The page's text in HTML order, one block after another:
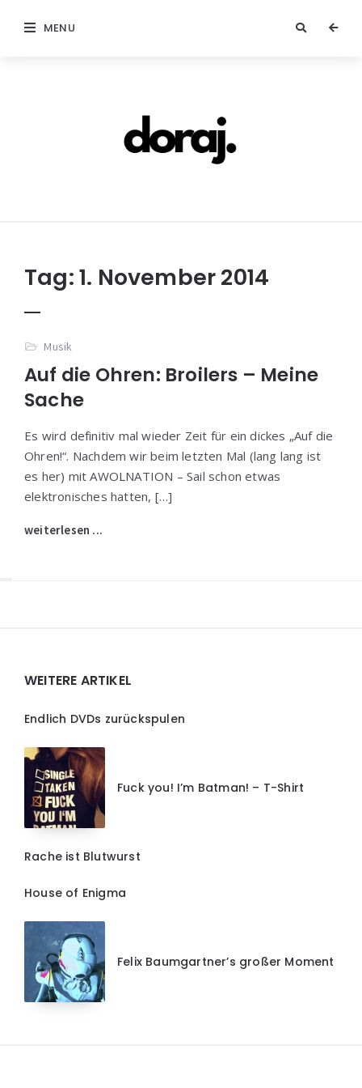
MENU
Tag:1. November 2014
Musik
Auf die Ohren: Broilers – Meine
Sache
Es wird definitiv mal wieder Zeit für ein dickes „Auf die
Ohren!“. Nachdem wir beim letzten Mal (lang lang ist
es her) mit AWOLNATION – Sail schon etwas
elektronisches hatten, […]
weiterlesen ...
WEITERE ARTIKEL
Endlich DVDs zurückspulen
Fuck you! I’m Batman! – T-Shirt
Rache ist Blutwurst
House of Enigma
Felix Baumgartner’s großer Moment